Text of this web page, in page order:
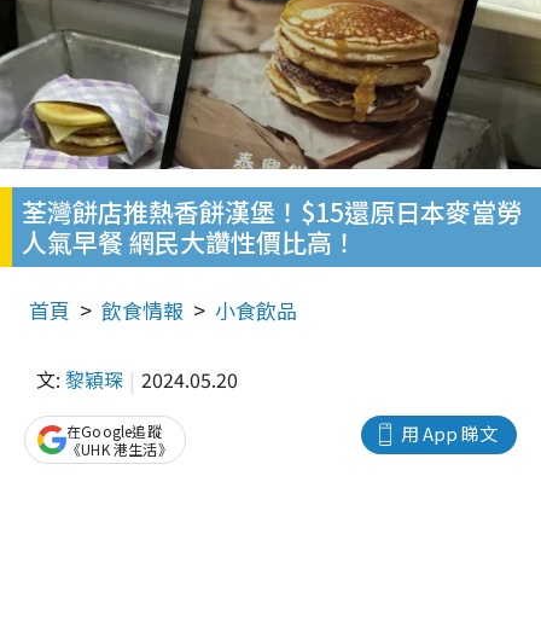
荃灣餅店推熱香餅漢堡！$15還原日本麥當勞
人氣早餐 網民大讚性價比高！
首頁 飲食情報 小食飲品
文: 黎穎琛 2024.05.20
用 App 睇文
在Google追蹤
《UHK 港生活》